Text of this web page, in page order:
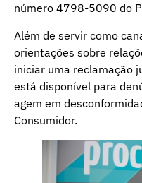
número 4798-5090 do
Além de servir como
orientações sobre
iniciar uma reclamação
está disponível para
agem em
Consumidor.